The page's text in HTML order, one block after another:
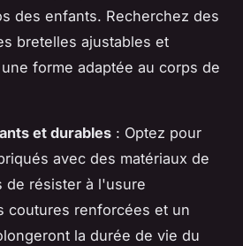
des enfants. Recherchez des
bretelles ajustables et
forme adaptée au corps de
et durables : Optez pour
avec des matériaux de
de résister à l'usure
coutures renforcées et un
la durée de vie du